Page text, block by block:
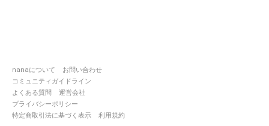
nanaについて
お問い合わせ
コミュニティガイドライン
よくある質問
運営会社
プライバシーポリシー
特定商取引法に基づく表示
利用規約